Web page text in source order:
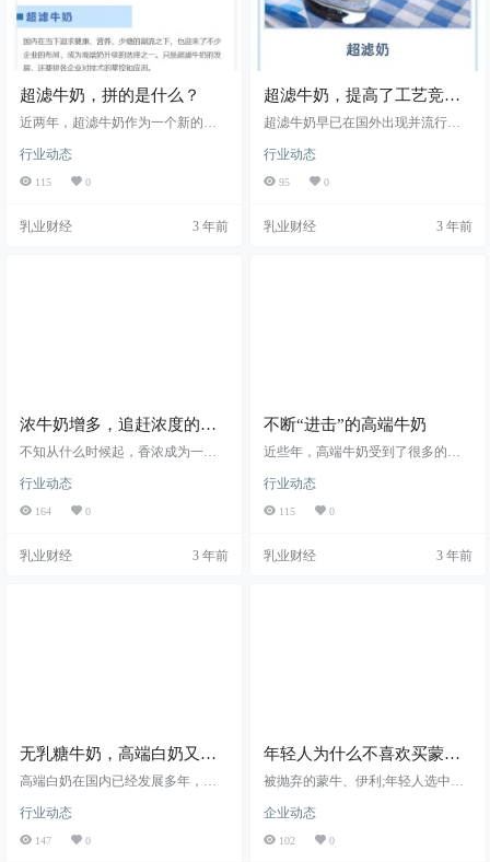
超滤牛奶，拼的是什么？
近两年，超滤牛奶作为一个新的高
入局。在国外，超滤奶发展较快，
以高蛋白、低糖等优势而备受消费
少企业的布局，成为高端奶升级的
行业动态
115 0
乳业财经 3 年前
超滤牛奶，提高了工艺竞争
门槛
超滤牛奶早已在国外出现并流行，
滤牛奶产品。对于超滤牛奶本身而
言，在营养价值、口感和保质期上
超滤牛奶市场仍需进一步培育。
行业动态
95 0
乳业财经 3 年前
浓牛奶增多，追赶浓度的路
上要看什么“风景”？
不知从什么时候起，香浓成为一种
追求“香浓的奶味”，这也使得近几年
乳品领域上市了不少浓牛奶产品。
真的有必要追求“浓度”？浓在哪里？
行业动态
164 0
乳业财经 3 年前
不断“进击”的高端牛奶
近些年，高端牛奶受到了很多的关
称之为高端奶，然而到了现在，高
端牛奶则是从奶源、技术到营养都
消费需求，市场上的高端牛奶产品
行业动态
115 0
乳业财经 3 年前
无乳糖牛奶，高端白奶又一
细分方向？
高端白奶在国内已经发展多年，也
出更多差异化和高附加值的产品，
高端化也成为市场竞争的重点领
行业动态
147 0
年轻人为什么不喜欢买蒙
牛、伊利了？
被抛弃的蒙牛、伊利;年轻人选中的
企业动态
102 0